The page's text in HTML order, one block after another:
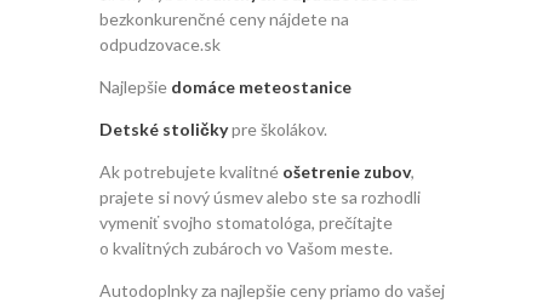
bezkonkurenčné ceny nájdete na
odpudzovace.sk
Najlepšie domáce meteostanice
Detské stoličkypre školákov.
Ak potrebujete kvalitné ošetrenie zubov,
prajete si nový úsmev alebo ste sa rozhodli
vymeniť svojho stomatológa, prečítajte
o kvalitných zubároch vo Vašom meste.
Autodoplnky za najlepšie ceny priamo do vašej